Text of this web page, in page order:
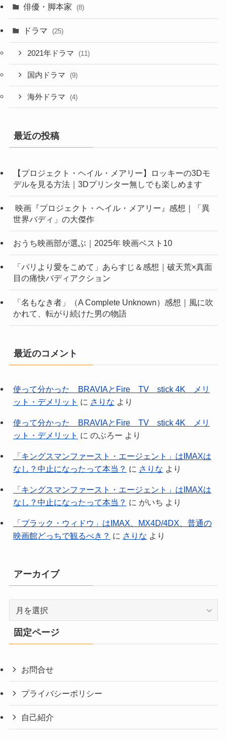
俳優・脚本家 (8)
ドラマ (25)
2021年ドラマ (11)
国内ドラマ (9)
海外ドラマ (4)
最近の投稿
【プロジェクト・ヘイル・メアリー】ロッキーの3Dモ
デルを見る方法｜3Dプリンター無しでも楽しめます
映画『プロジェクト・ヘイル・メアリー』感想｜「異
世界バディ」の大傑作
おうち映画部が選ぶ｜2025年 映画ベスト10
「パリより愛をこめて」あらすじ＆感想｜破天荒×真面
目の痛快バディアクション
「名もなき者」（A Complete Unknown）感想｜風に吹
かれて、転がり続けた男の物語
最近のコメント
使って分かった BRAVIAとFire TV stick 4K メリ
ット・デメリット に さりな より
使って分かった BRAVIAとFire TV stick 4K メリ
ット・デメリット に のぶろー より
「キングスマンファースト・エージェント」はIMAXは
なし？中止になったって本当？ に さりな より
「キングスマンファースト・エージェント」はIMAXは
なし？中止になったって本当？ に がいち より
「ブラック・ウィドウ」はIMAX、MX4D/4DX、普通の
映画館どっちで観るべき？ に さりな より
アーカイブ
カ
イ
固定ページ
お問合せ
プライバシーポリシー
自己紹介